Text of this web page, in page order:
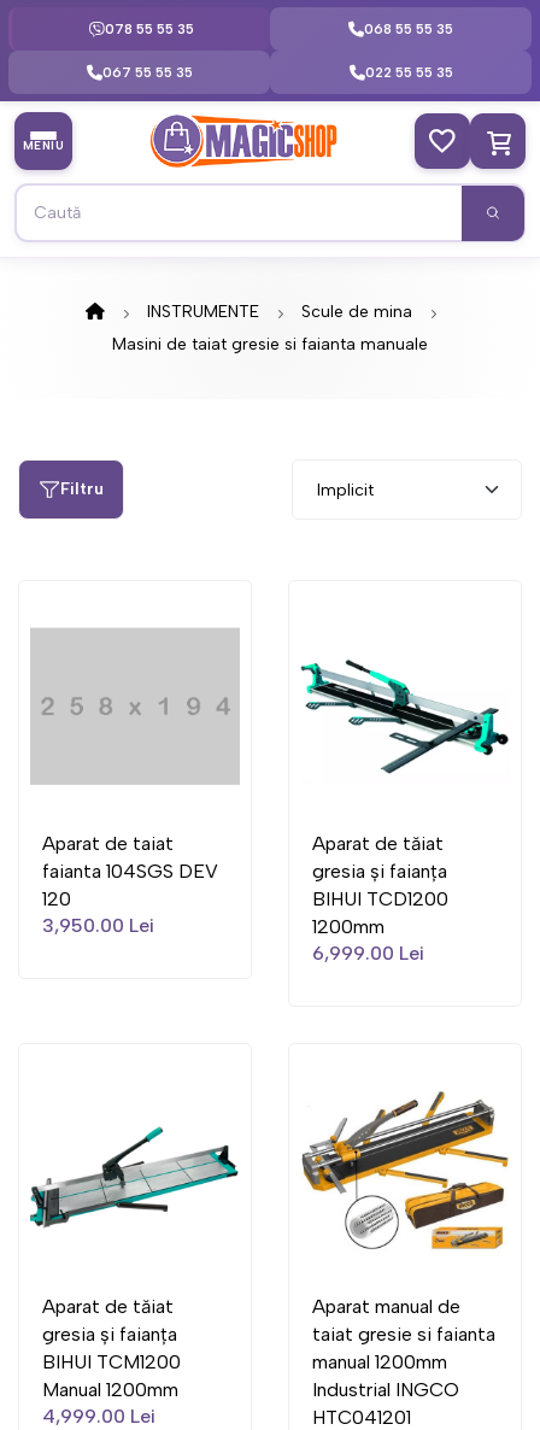
078 55 55 35 068 55 55 35
067 55 55 35 022 55 55 35
MENIU
INSTRUMENTE
Scule de mina
Masini de taiat gresie si faianta manuale
Filtru
Aparat de taiat
faianta 104SGS DEV
120
3,950.00 Lei
Aparat de tăiat
gresia și faianța
BIHUI TCD1200
1200mm
6,999.00 Lei
Aparat de tăiat
gresia și faianța
BIHUI TCM1200
Manual 1200mm
4,999.00 Lei
Aparat manual de
taiat gresie si faianta
manual 1200mm
Industrial INGCO
HTC041201